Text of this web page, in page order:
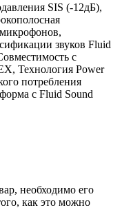
SIS (-12дБ),
звуков Fluid
с
Технология Power
потребления
с Fluid Sound
необходимо его
как это можно